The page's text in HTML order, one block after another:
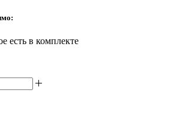
есть в комплекте